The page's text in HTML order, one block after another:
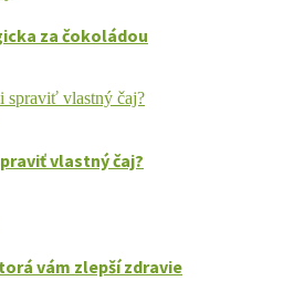
za čokoládou
vlastný čaj?
vám zlepší zdravie